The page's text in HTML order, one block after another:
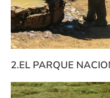
2.EL PARQUE